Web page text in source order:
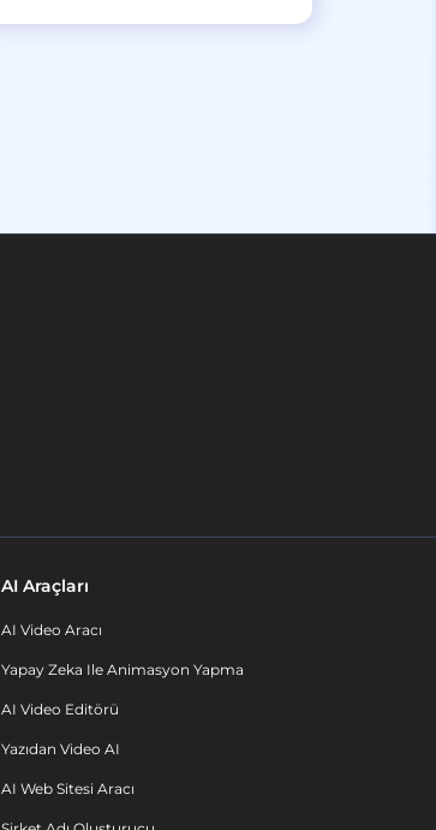
AI Araçları
AI Video Aracı
Yapay Zeka Ile Animasyon Yapma
AI Video Editörü
Yazıdan Video AI
AI Web Sitesi Aracı